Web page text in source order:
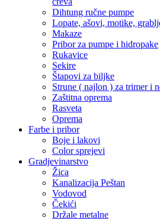
Dihtung ručne pumpe
Lopate, ašovi, motike,
Makaze
Pribor za pumpe i hidropake
Rukavice
Sekire
Štapovi za biljke
Strune ( najlon ) za trimer i
Zaštitna oprema
Rasveta
Oprema
Farbe i pribor
Boje i lakovi
Color sprejevi
Gradjevinarstvo
Žica
Kanalizacija Peštan
Vodovod
Čekići
Držale metalne